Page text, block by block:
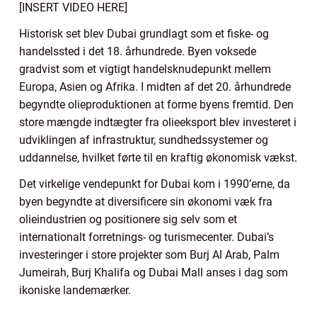
[INSERT VIDEO HERE]
Historisk set blev Dubai grundlagt som et fiske- og
handelssted i det 18. århundrede. Byen voksede
gradvist som et vigtigt handelsknudepunkt mellem
Europa, Asien og Afrika. I midten af det 20. århundrede
begyndte olieproduktionen at forme byens fremtid. Den
store mængde indtægter fra olieeksport blev investeret i
udviklingen af infrastruktur, sundhedssystemer og
uddannelse, hvilket førte til en kraftig økonomisk vækst.
Det virkelige vendepunkt for Dubai kom i 1990’erne, da
byen begyndte at diversificere sin økonomi væk fra
olieindustrien og positionere sig selv som et
internationalt forretnings- og turismecenter. Dubai’s
investeringer i store projekter som Burj Al Arab, Palm
Jumeirah, Burj Khalifa og Dubai Mall anses i dag som
ikoniske landemærker.